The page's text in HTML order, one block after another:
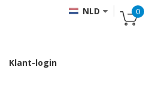
NLD 0
Klant-login